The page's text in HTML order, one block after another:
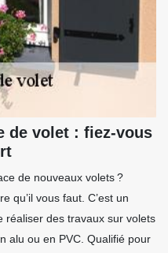
de volet : fiez-vous
de nouveaux volets ?
qu’il vous faut. C’est un
réaliser des travaux sur volets
alu ou en PVC. Qualifié pour